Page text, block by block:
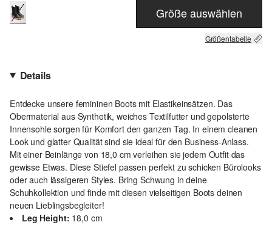
Größe auswählen
Größentabelle
Details
Entdecke unsere femininen Boots mit Elastikeinsätzen. Das
Obermaterial aus Synthetik, weiches Textilfutter und gepolsterte
Innensohle sorgen für Komfort den ganzen Tag. In einem cleanen
Look und glatter Qualität sind sie ideal für den Business-Anlass.
Mit einer Beinlänge von 18,0 cm verleihen sie jedem Outfit das
gewisse Etwas. Diese Stiefel passen perfekt zu schicken Bürolooks
oder auch lässigeren Styles. Bring Schwung in deine
Schuhkollektion und finde mit diesen vielseitigen Boots deinen
neuen Lieblingsbegleiter!
Leg Height: 18,0 cm